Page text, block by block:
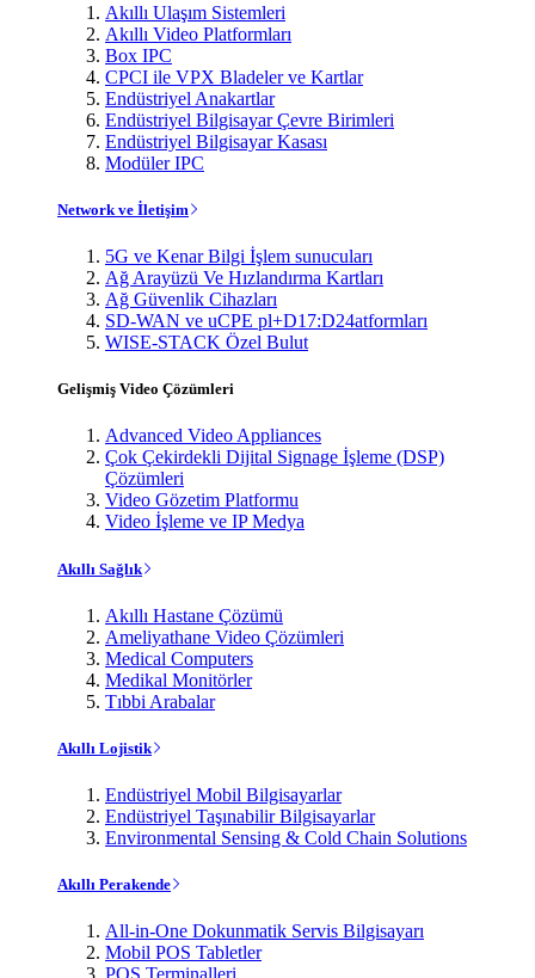
Akıllı Ulaşım Sistemleri
Akıllı Video Platformları
Box IPC
CPCI ile VPX Bladeler ve Kartlar
Endüstriyel Anakartlar
Endüstriyel Bilgisayar Çevre Birimleri
Endüstriyel Bilgisayar Kasası
Modüler IPC
Network ve İletişim
5G ve Kenar Bilgi İşlem sunucuları
Ağ Arayüzü Ve Hızlandırma Kartları
Ağ Güvenlik Cihazları
SD-WAN ve uCPE pl+D17:D24atformları
WISE-STACK Özel Bulut
Gelişmiş Video Çözümleri
Advanced Video Appliances
Çok Çekirdekli Dijital Signage İşleme (DSP)
Çözümleri
Video Gözetim Platformu
Video İşleme ve IP Medya
Akıllı Sağlık
Akıllı Hastane Çözümü
Ameliyathane Video Çözümleri
Medical Computers
Medikal Monitörler
Tıbbi Arabalar
Akıllı Lojistik
Endüstriyel Mobil Bilgisayarlar
Endüstriyel Taşınabilir Bilgisayarlar
Environmental Sensing & Cold Chain Solutions
Akıllı Perakende
All-in-One Dokunmatik Servis Bilgisayarı
Mobil POS Tabletler